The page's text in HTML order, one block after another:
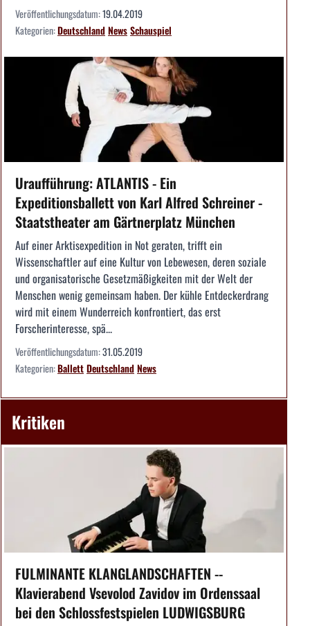
Veröffentlichungsdatum:19.04.2019
Kategorien:DeutschlandNewsSchauspiel
Uraufführung: ATLANTIS - Ein
Expeditionsballett von Karl Alfred Schreiner -
Staatstheater am Gärtnerplatz München
Auf einer Arktisexpedition in Not geraten, trifft ein
Wissenschaftler auf eine Kultur von Lebewesen, deren soziale
und organisatorische Gesetzmäßigkeiten mit der Welt der
Menschen wenig gemeinsam haben. Der kühle Entdeckerdrang
wird mit einem Wunderreich konfrontiert, das erst
Forscherinteresse, spä...
Veröffentlichungsdatum:31.05.2019
Kategorien:BallettDeutschlandNews
Kritiken
FULMINANTE KLANGLANDSCHAFTEN --
Klavierabend Vsevolod Zavidov im Ordenssaal
bei den Schlossfestspielen LUDWIGSBURG